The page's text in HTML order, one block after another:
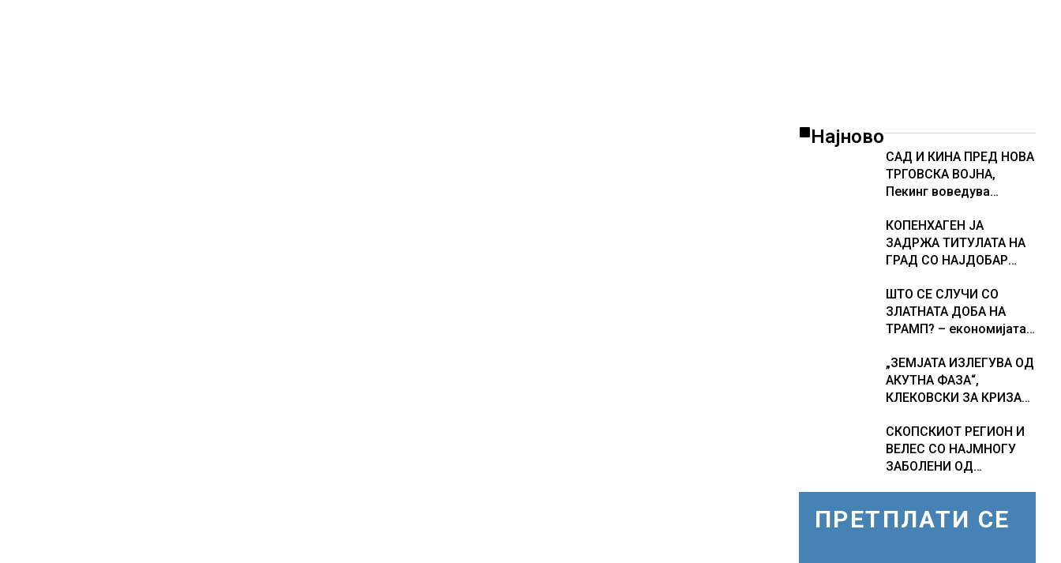
Најново
САД И КИНА ПРЕД НОВА
ТРГОВСКА ВОЈНА,
Пекинг воведува
американски компании
и организации
КОПЕНХАГЕН ЈА
ЗАДРЖА ТИТУЛАТА НА
ГРАД СО НАЈДОБАР
градовите со најниско
рангирање
продолжуваат да бидат
комбинација од
фактори
ШТО СЕ СЛУЧИ СО
ЗЛАТНАТА ДОБА НА
ТРАМП? – економијата
најавениот забрзан
економски раст
„ЗЕМЈАТА ИЗЛЕГУВА ОД
АКУТНА ФАЗА“,
КЛЕКОВСКИ ЗА КРИЗАТА
СКОПСКИОТ РЕГИОН И
ВЕЛЕС СО НАЈМНОГУ
ЗАБОЛЕНИ ОД
министерот за
ПРЕТПЛАТИ СЕ